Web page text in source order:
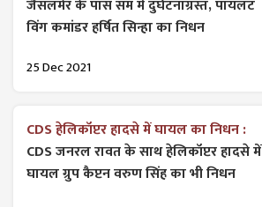
जैसलमेर के पास सम में दुर्घटनाग्रस्त, पायलट
विंग कमांडर हर्षित सिन्हा का निधन
25 Dec 2021
CDS हेलिकॉप्टर हादसे में घायल का निधन :
CDS जनरल रावत के साथ हेलिकॉप्टर हादसे में
घायल ग्रुप कैप्टन वरुण सिंह का भी निधन